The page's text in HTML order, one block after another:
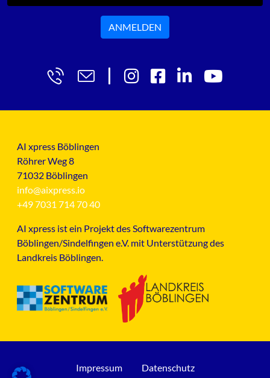
ANMELDEN
AI xpress Böblingen
Röhrer Weg 8
71032 Böblingen
info@aixpress.io
+49 7031 714 70 40
AI xpress ist ein Projekt des Softwarezentrum
Böblingen/Sindelfingen e.V. mit Unterstützung des
Landkreis Böblingen.
Impressum Datenschutz